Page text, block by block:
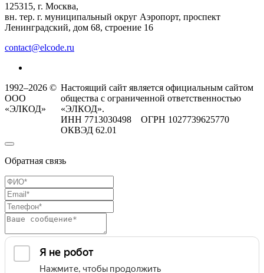
125315, г. Москва,
вн. тер. г. муниципальный округ Аэропорт, проспект
Ленинградский, дом 68, строение 16
contact@elcode.ru
1992–2026 ©
ООО
«ЭЛКОД»
Настоящий сайт является официальным сайтом
общества с ограниченной ответственностью
«ЭЛКОД».
ИНН 7713030498 ОГРН 1027739625770
ОКВЭД 62.01
Обратная связь